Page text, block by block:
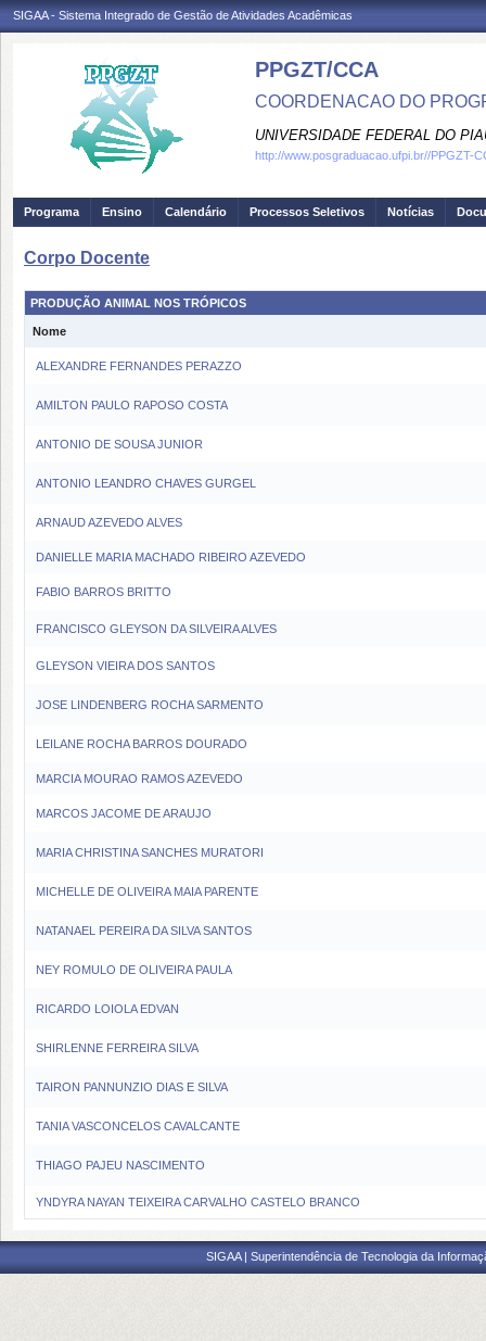
SIGAA - Sistema Integrado de Gestão de Atividades Acadêmicas
PPGZT/CCA
COORDENACAO DO
UNIVERSIDADE FEDERAL DO
http://www.posgraduacao.ufpi.br//PPGZT-
Programa Ensino Calendário Processos Seletivos Notícias
Corpo Docente
PRODUÇÃO ANIMAL NOS TRÓPICOS
Nome
ALEXANDRE FERNANDES PERAZZO
AMILTON PAULO RAPOSO COSTA
ANTONIO DE SOUSA JUNIOR
ANTONIO LEANDRO CHAVES GURGEL
ARNAUD AZEVEDO ALVES
DANIELLE MARIA MACHADO RIBEIRO AZEVEDO
FABIO BARROS BRITTO
FRANCISCO GLEYSON DA SILVEIRA ALVES
GLEYSON VIEIRA DOS SANTOS
JOSE LINDENBERG ROCHA SARMENTO
LEILANE ROCHA BARROS DOURADO
MARCIA MOURAO RAMOS AZEVEDO
MARCOS JACOME DE ARAUJO
MARIA CHRISTINA SANCHES MURATORI
MICHELLE DE OLIVEIRA MAIA PARENTE
NATANAEL PEREIRA DA SILVA SANTOS
NEY ROMULO DE OLIVEIRA PAULA
RICARDO LOIOLA EDVAN
SHIRLENNE FERREIRA SILVA
TAIRON PANNUNZIO DIAS E SILVA
TANIA VASCONCELOS CAVALCANTE
THIAGO PAJEU NASCIMENTO
YNDYRA NAYAN TEIXEIRA CARVALHO CASTELO BRANCO
SIGAA | Superintendência de Tecnologia da